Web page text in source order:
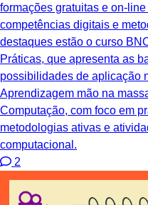
formações gratuitas e on-
competências digitais e
destaques estão o curso
Práticas, que apresenta as
possibilidades de aplicação
Aprendizagem mão na
Computação, com foco em
metodologias ativas e
computacional.
2